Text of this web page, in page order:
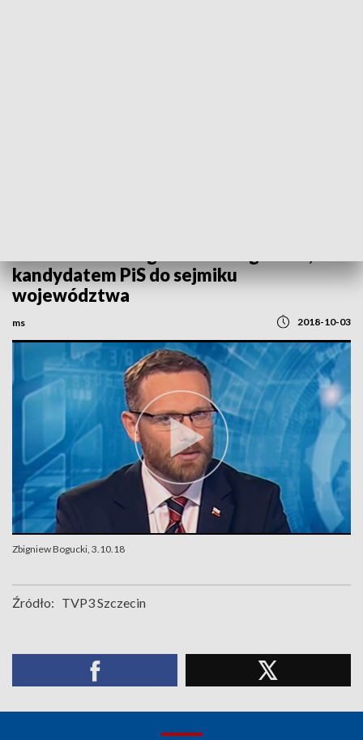
kandydatem PiS do sejmiku
województwa
ms 2018-10-03
Zbigniew Bogucki, 3.10.18
Źródło: TVP3 Szczecin